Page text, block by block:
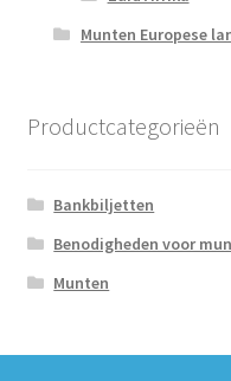
Munten Europese
Productcategorieën
Bankbiljetten
Benodigheden voor
Munten